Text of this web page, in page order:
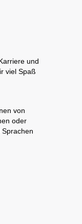
und
viel Spaß
von
oder